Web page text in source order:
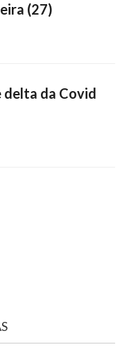
(27)
delta da Covid